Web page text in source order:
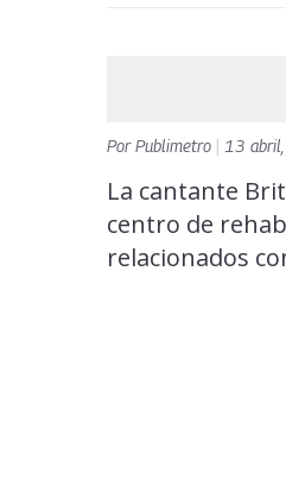
PorPublimetro 13
La cantante
centro de
relacionados